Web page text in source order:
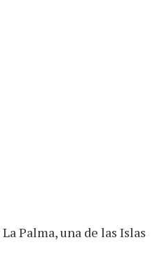
Palma, una de las Islas